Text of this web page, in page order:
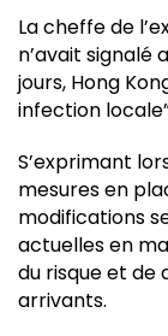
La cheffe de
n’avait signalé
jours, Hong
infection
S’exprimant
mesures en
modifications
actuelles en
du risque et de
arrivants.